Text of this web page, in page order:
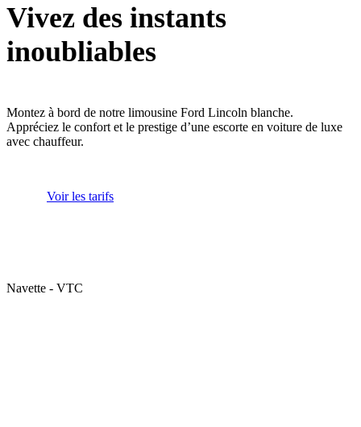
Vivez des instants
inoubliables
Montez à bord de notre limousine Ford Lincoln blanche.
Appréciez le confort et le prestige d’une escorte en voiture de luxe
avec chauffeur.
Voir les tarifs
Navette - VTC